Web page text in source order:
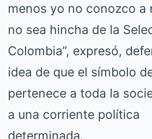
menos yo no conozco a
no sea hincha de la
Colombia”, expresó,
idea de que el símbolo
pertenece a toda la
a una corriente política
determinada.